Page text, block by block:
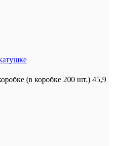
(в коробке 200 шт.) 45,9